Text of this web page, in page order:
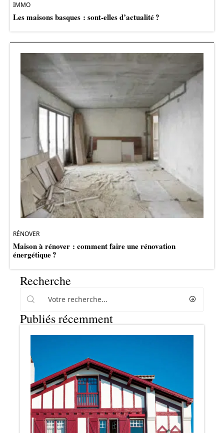
IMMO
Les maisons basques : sont-elles d’actualité ?
RÉNOVER
Maison à rénover : comment faire une rénovation
énergétique ?
Recherche
Publiés récemment